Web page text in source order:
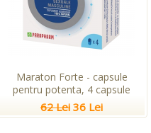
Maraton Forte - capsule
pentru potenta, 4 capsule
62 Lei 36 Lei